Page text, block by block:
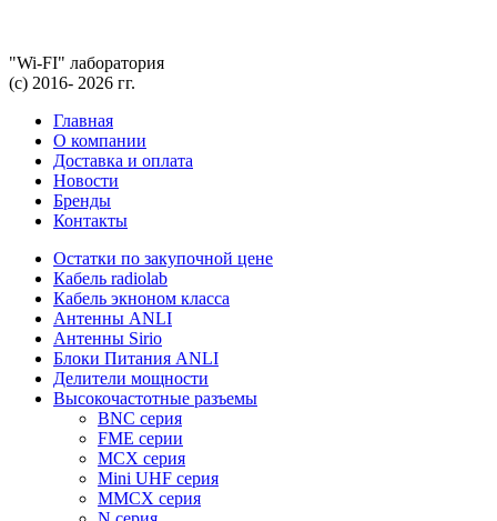
"Wi-FI" лаборатория
(с) 2016- 2026 гг.
Главная
О компании
Доставка и оплата
Новости
Бренды
Контакты
Остатки по закупочной цене
Кабель radiolab
Кабель экноном класса
Антенны ANLI
Антенны Sirio
Блоки Питания ANLI
Делители мощности
Высокочастотные разъемы
BNC серия
FME серии
MCX серия
Mini UHF серия
MMCX серия